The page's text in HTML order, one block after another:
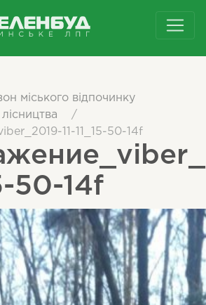
міського відпочинку
/
11-11_15-50-14f
50-14f